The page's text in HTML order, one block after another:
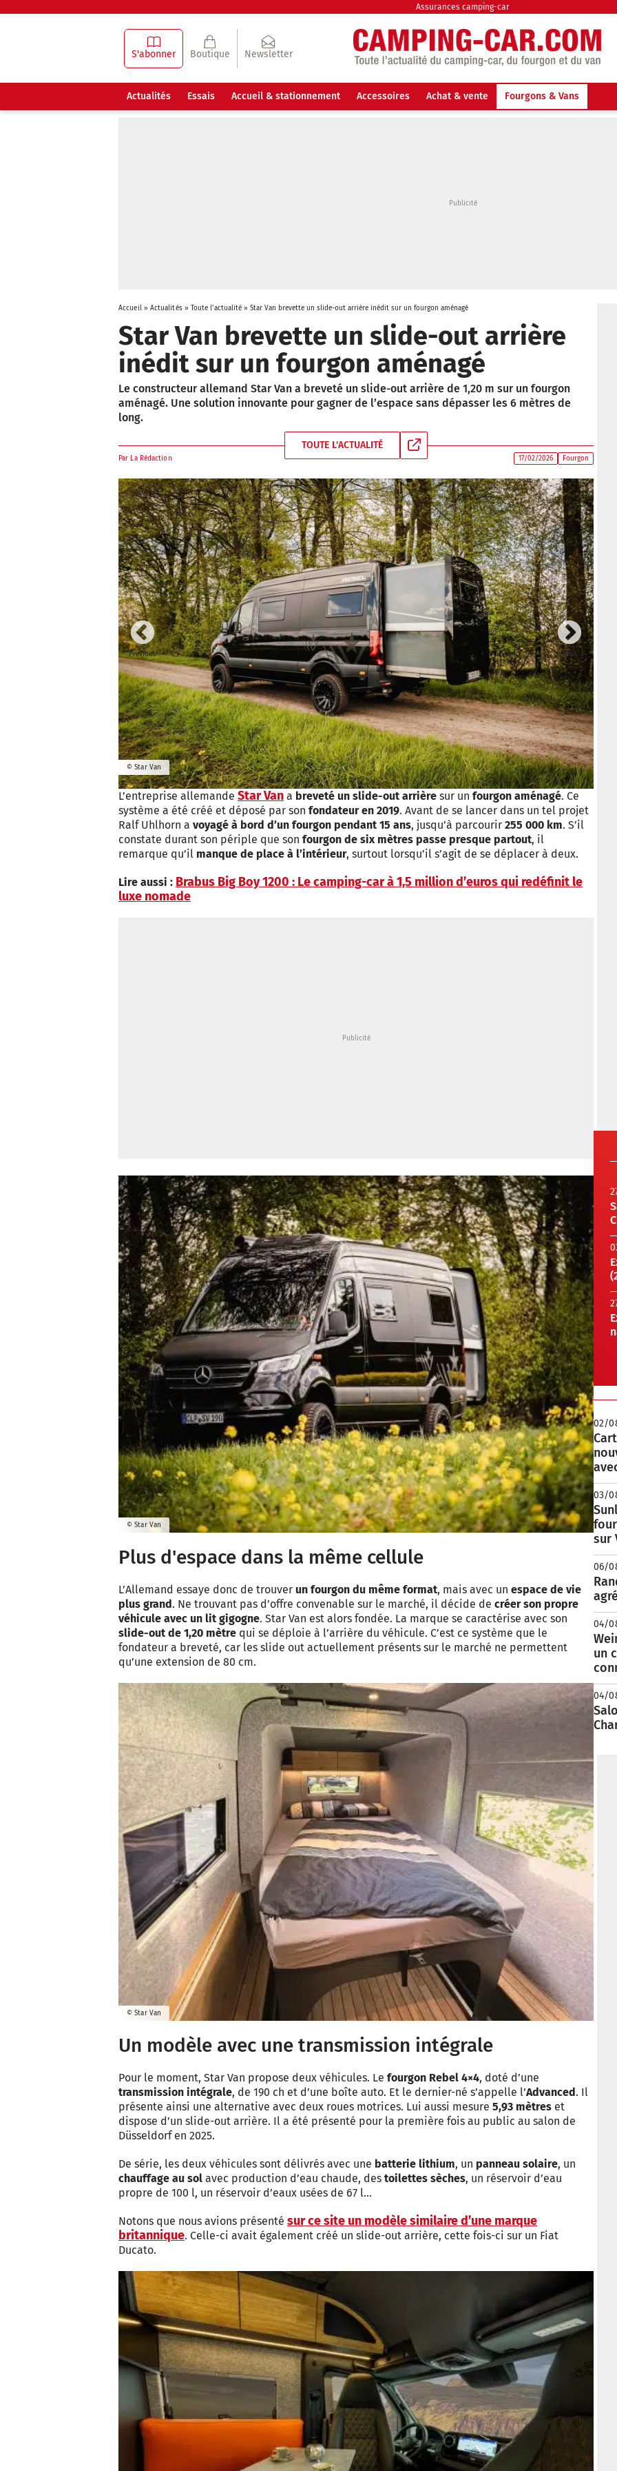
Assurances camping-car
S'abonner Boutique Newsletter
Actualités Essais Accueil & stationnement Accessoires Achat & vente Fourgons & Vans
Accueil» Actualités» Toute l'actualité »Star Van brevette un slide-out arrière inédit sur un fourgon aménagé
Star Van brevette un slide-out arrière
inédit sur un fourgon aménagé
Le constructeur allemand Star Van a breveté un slide-out arrière de 1,20 m sur un fourgon
aménagé. Une solution innovante pour gagner de l’espace sans dépasser les 6 mètres de
long.
TOUTE L'ACTUALITÉ
Par La Rédaction 17/02/2026 Fourgon
Previous
© Star Van
Next
L’entreprise allemande Star Van a breveté un slide-out arrière sur un fourgon aménagé. Ce
système a été créé et déposé par son fondateur en 2019. Avant de se lancer dans un tel projet
Ralf Uhlhorn a voyagé à bord d’un fourgon pendant 15 ans, jusqu’à parcourir 255 000 km. S’il
constate durant son périple que son fourgon de six mètres passe presque partout, il
remarque qu’il manque de place à l’intérieur, surtout lorsqu’il s’agit de se déplacer à deux.
Lire aussi : Brabus Big Boy 1200 : Le camping-car à 1,5 million d’euros qui redéfinit le
luxe nomade
© Star Van
Plus d'espace dans la même cellule
L’Allemand essaye donc de trouver un fourgon du même format, mais avec un espace de vie
plus grand. Ne trouvant pas d’offre convenable sur le marché, il décide de créer son propre
véhicule avec un lit gigogne. Star Van est alors fondée. La marque se caractérise avec son
slide-out de 1,20 mètre qui se déploie à l’arrière du véhicule. C’est ce système que le
fondateur a breveté, car les slide out actuellement présents sur le marché ne permettent
qu’une extension de 80 cm.
© Star Van
Un modèle avec une transmission intégrale
Pour le moment, Star Van propose deux véhicules. Le fourgon Rebel 4×4, doté d’une
transmission intégrale, de 190 ch et d’une boîte auto. Et le dernier-né s’appelle l’Advanced . Il
présente ainsi une alternative avec deux roues motrices. Lui aussi mesure 5,93 mètres et
dispose d’un slide-out arrière. Il a été présenté pour la première fois au public au salon de
Düsseldorf en 2025.
De série, les deux véhicules sont délivrés avec une batterie lithium, un panneau solaire, un
chauffage au sol avec production d’eau chaude, des toilettes sèches, un réservoir d’eau
propre de 100 l, un réservoir d’eaux usées de 67 l…
Notons que nous avions présenté sur ce site un modèle similaire d’une marque
britannique. Celle-ci avait également créé un slide-out arrière, cette fois-ci sur un Fiat
Ducato.
02/
03/
sur
06/
04/
un
04/